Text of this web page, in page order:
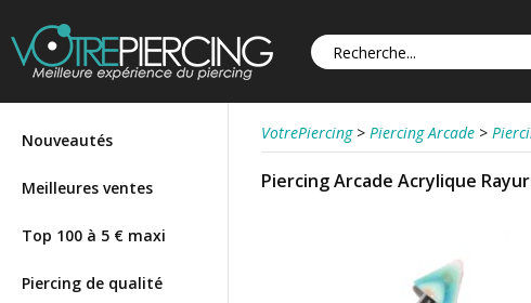
Nouveautés
Meilleures ventes
Top 100 à 5 € maxi
Piercing de qualité
VotrePiercing > Piercing Arcade >
Piercing Arcade Acrylique